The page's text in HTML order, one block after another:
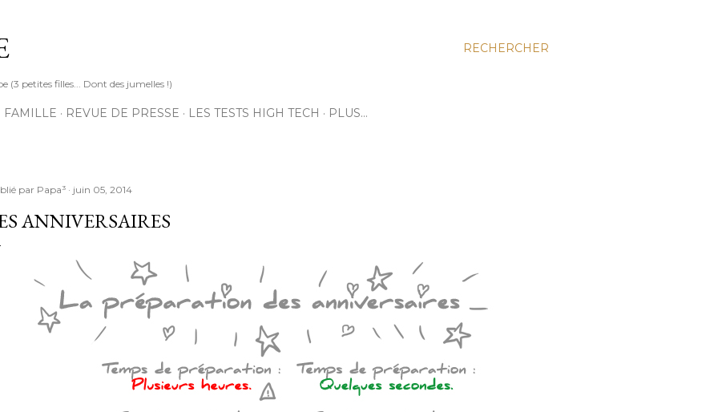
RECHERCHER
(3 petites filles... Dont des jumelles !)
FAMILLE REVUE DE PRESSE LES TESTS HIGH TECH PLUS…
par Papa³ juin 05, 2014
ANNIVERSAIRES